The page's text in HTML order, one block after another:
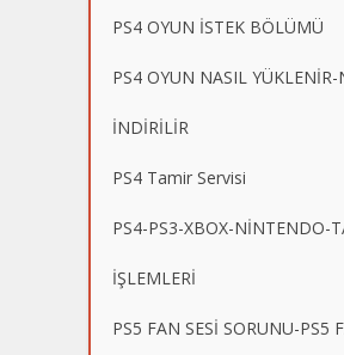
PS4 OYUN İSTEK BÖLÜMÜ
PS4 OYUN NASIL YÜKLENİR-
İNDİRİLİR
PS4 Tamir Servisi
PS4-PS3-XBOX-NİNTENDO-
İŞLEMLERİ
PS5 FAN SESİ SORUNU-PS5